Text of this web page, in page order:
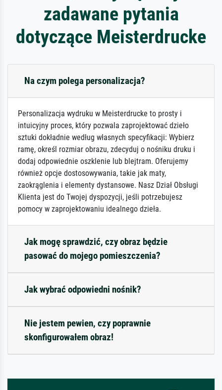
zadawane pytania
dotyczące Meisterdrucke
Na czym polega personalizacja?
Personalizacja wydruku w Meisterdrucke to prosty i
intuicyjny proces, który pozwala zaprojektować dzieło
sztuki dokładnie według własnych specyfikacji: Wybierz
ramę, określ rozmiar obrazu, zdecyduj o nośniku druku i
dodaj odpowiednie oszklenie lub blejtram. Oferujemy
również opcje dostosowywania, takie jak maty,
zaokrąglenia i elementy dystansowe. Nasz Dział Obsługi
Klienta jest do Twojej dyspozycji, jeśli potrzebujesz
pomocy w zaprojektowaniu idealnego dzieła.
Jak mogę sprawdzić, czy obraz będzie
pasować do mojego pomieszczenia?
Jak wybrać odpowiedni nośnik?
Nie jestem pewien, czy poprawnie
skonfigurowałem obraz!